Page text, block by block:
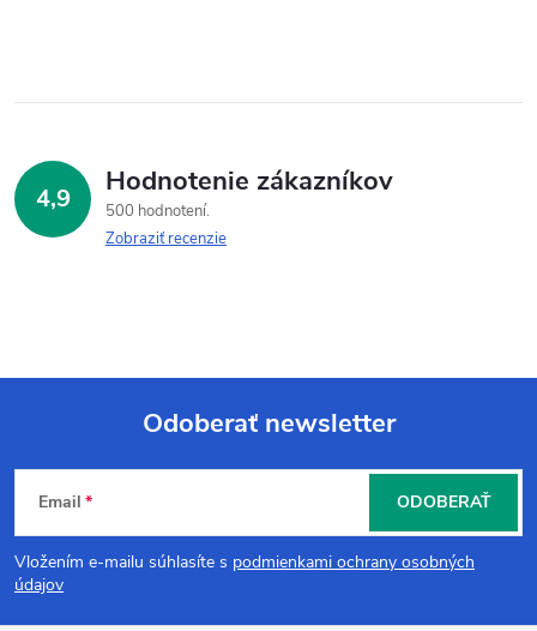
4,9 Hodnotenie zákazníkov
500 hodnotení
Zobraziť recenzie
Z
á
p
Odoberať newsletter
Email
Vložením e-mailu súhlasíte s podmienkami ochrany osobných
údajov
ODOBERAŤ